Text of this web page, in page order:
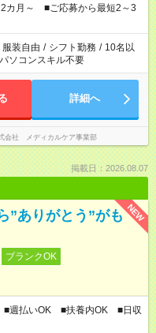
ね。 ※Wワーク希望
勤務時間と、もう1つのお仕事
える場合は応募できません。
2カ月～ ■ご応募から最短2～3
服装自由 / シフト勤務 / 10名以
パソコンスキル不要
詳細へ
会社 メディカルケア事業部
掲載日：2026.08.07
NEW
”ありがとう”がも
ブランクOK
■週払いOK ■扶養内OK ■日収